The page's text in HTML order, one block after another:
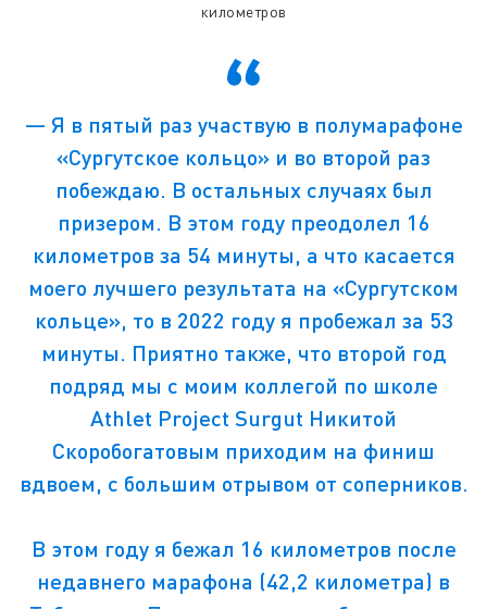
километров
— Я в пятый раз участвую в полумарафоне
«Сургутское кольцо» и во второй раз
побеждаю. В остальных случаях был
призером. В этом году преодолел 16
километров за 54 минуты, а что касается
моего лучшего результата на «Сургутском
кольце», то в 2022 году я пробежал за 53
минуты. Приятно также, что второй год
подряд мы с моим коллегой по школе
Athlet Project Surgut Никитой
Скоробогатовым приходим на финиш
вдвоем, с большим отрывом от соперников.
В этом году я бежал 16 километров после
недавнего марафона (42,2 километра) в